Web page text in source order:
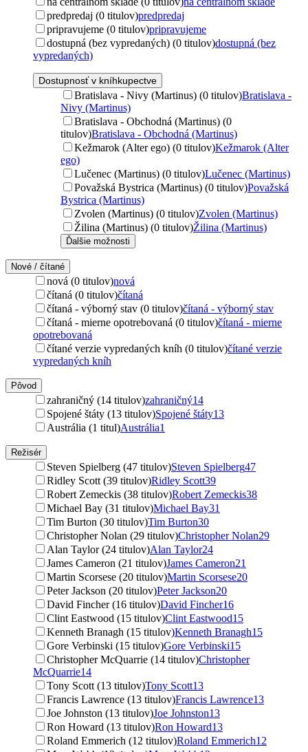
predpredaj (0 titulov)predpredaj
pripravujeme (0 titulov)pripravujeme
dostupná (bez vypredaných) (0 titulov)dostupná (bez
vypredaných)
Dostupnosť v kníhkupectve
Bratislava - Nivy (Martinus) (0 titulov)Bratislava -
Nivy (Martinus)
Bratislava - Obchodná (Martinus) (0
titulov)Bratislava - Obchodná (Martinus)
Kežmarok (Alter ego) (0 titulov)Kežmarok (Alter
ego)
Lučenec (Martinus) (0 titulov)Lučenec (Martinus)
Považská Bystrica (Martinus) (0 titulov)Považská
Bystrica (Martinus)
Zvolen (Martinus) (0 titulov)Zvolen (Martinus)
Žilina (Martinus) (0 titulov)Žilina (Martinus)
Ďalšie možnosti
Nové / čítané
nová (0 titulov)nová
čítaná (0 titulov)čítaná
čítaná - výborný stav (0 titulov)čítaná - výborný stav
čítaná - mierne opotrebovaná (0 titulov)čítaná - mierne
opotrebovaná
čítané verzie vypredaných kníh (0 titulov)čítané verzie
vypredaných kníh
Pôvod
zahraničný (14 titulov)zahraničný14
Spojené štáty (13 titulov)Spojené štáty13
Austrália (1 titul)Austrália1
Režisér
Steven Spielberg (47 titulov)Steven Spielberg47
Ridley Scott (39 titulov)Ridley Scott39
Robert Zemeckis (38 titulov)Robert Zemeckis38
Michael Bay (31 titulov)Michael Bay31
Tim Burton (30 titulov)Tim Burton30
Christopher Nolan (29 titulov)Christopher Nolan29
Alan Taylor (24 titulov)Alan Taylor24
James Cameron (21 titulov)James Cameron21
Martin Scorsese (20 titulov)Martin Scorsese20
Peter Jackson (20 titulov)Peter Jackson20
David Fincher (16 titulov)David Fincher16
Clint Eastwood (15 titulov)Clint Eastwood15
Kenneth Branagh (15 titulov)Kenneth Branagh15
Gore Verbinski (15 titulov)Gore Verbinski15
Christopher McQuarrie (14 titulov)Christopher
McQuarrie14
Tony Scott (13 titulov)Tony Scott13
Francis Lawrence (13 titulov)Francis Lawrence13
Joe Johnston (13 titulov)Joe Johnston13
Ron Howard (13 titulov)Ron Howard13
Roland Emmerich (12 titulov)Roland Emmerich12